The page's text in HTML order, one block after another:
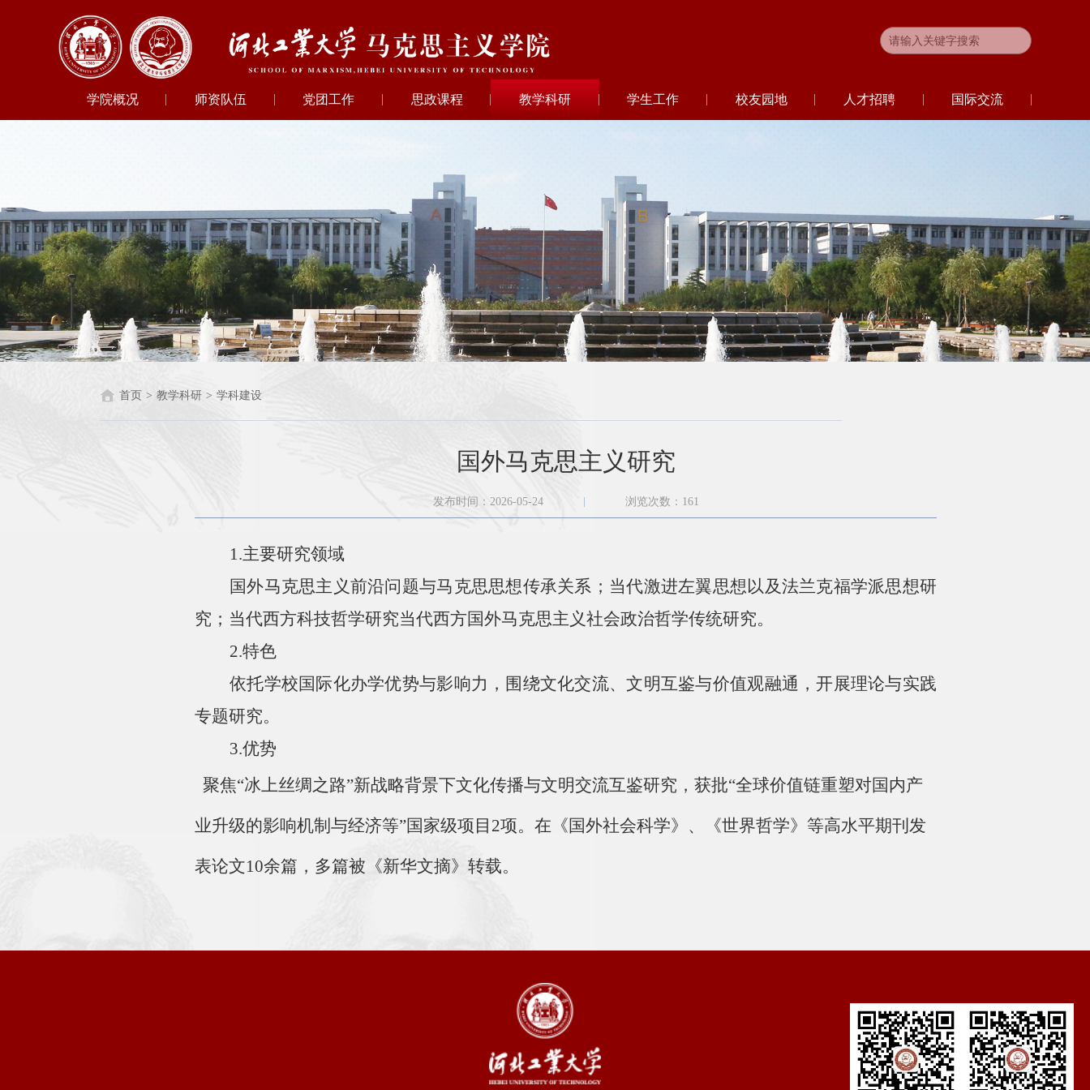
学院概况 师资队伍 党团工作 思政课程 教学科研 学生工作 校友园地 人才招聘 国际交流
首页 > 教学科研 > 学科建设
国外马克思主义研究
发布时间：2026-05-24 浏览次数： 161
1.主要研究领域
国外马克思主义前沿问题与马克思思想传承关系；当代激进左翼思想以及法兰克福学派思想研
究；当代西方科技哲学研究当代西方国外马克思主义社会政治哲学传统研究。
2.特色
依托学校国际化办学优势与影响力，围绕文化交流、文明互鉴与价值观融通，开展理论与实践
专题研究。
3.优势
聚焦“冰上丝绸之路”新战略背景下文化传播与文明交流互鉴研究，获批“全球价值链重塑对国内产
业升级的影响机制与经济等”国家级项目2项。在《国外社会科学》、《世界哲学》等高水平期刊发
表论文10余篇，多篇被《新华文摘》转载。